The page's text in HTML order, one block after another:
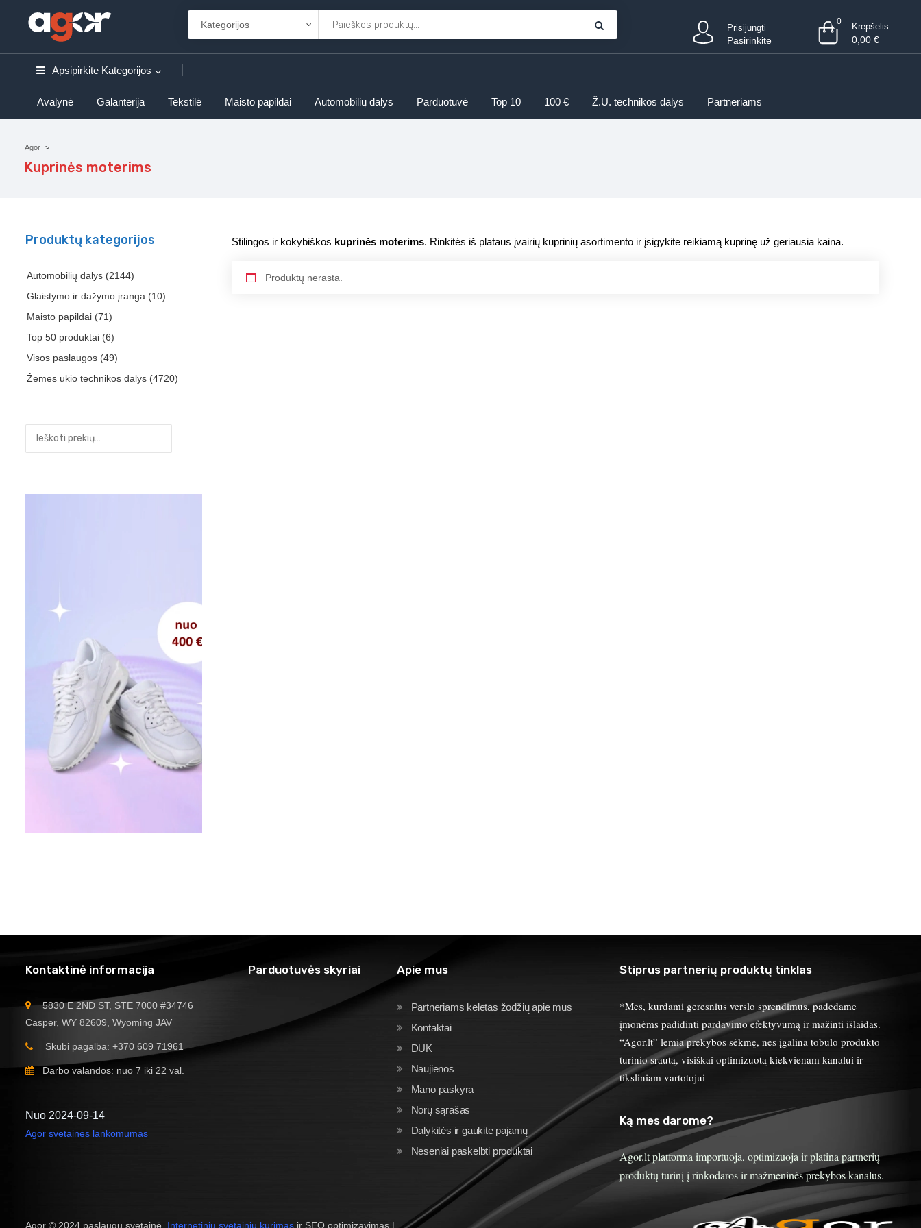
Prisijungti
Pasirinkite
0 Krepšelis
0,00 €
Apsipirkite Kategorijos
Avalynė Galanterija Tekstilė Maisto papildai Automobilių dalys Parduotuvė Top 10 100 € Ž.U. technikos dalys Partneriams
Agor
Kuprinės moterims
Produktų kategorijos
Automobilių dalys (2144)
Glaistymo ir dažymo įranga (10)
Maisto papildai (71)
Top 50 produktai (6)
Visos paslaugos (49)
Žemes ūkio technikos dalys (4720)
Stilingos ir kokybiškos kuprinės moterims. Rinkitės iš plataus įvairių kuprinių asortimento ir įsigykite reikiamą kuprinę už geriausia kaina.
Produktų nerasta.
Kontaktinė informacija
5830 E 2ND ST, STE 7000 #34746
Casper, WY 82609, Wyoming JAV
Skubi pagalba: +370 609 71961
Darbo valandos: nuo 7 iki 22 val.
Nuo 2024-09-14
Agor svetainės lankomumas
Parduotuvės skyriai Apie mus
Partneriams keletas žodžių apie mus
Kontaktai
DUK
Naujienos
Mano paskyra
Norų sąrašas
Dalykitės ir gaukite pajamų
Neseniai paskelbti produktai
Stiprus partnerių produktų tinklas
*Mes, kurdami geresnius verslo sprendimus, padedame
įmonėms padidinti pardavimo efektyvumą ir mažinti išlaidas.
“Agor.lt” lemia prekybos sėkmę, nes įgalina tobulo produkto
turinio srautą, visiškai optimizuotą kiekvienam kanalui ir
tiksliniam vartotojui
Ką mes darome?
Agor.lt platforma importuoja, optimizuoja ir platina partnerių
produktų turinį į rinkodaros ir mažmeninės prekybos kanalus.
Agor © 2024 paslaugų svetainė. Internetinių svetainių kūrimas ir SEO optimizavimas |